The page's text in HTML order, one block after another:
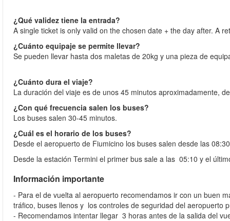
¿Qué validez tiene la entrada?
A single ticket is only valid on the chosen date + the day after. A
¿Cuánto equipaje se permite llevar?
Se pueden llevar hasta dos maletas de 20kg y una pieza de
¿Cuánto dura el viaje?
La duración del viaje es de unos 45 minutos aproximadamente,
¿Con qué frecuencia salen los buses?
Los buses salen 30-45 minutos.
¿Cuál es el horario de los buses?
Desde el aeropuerto de Fiumicino los buses salen desde las
Desde la estación Termini el primer bus sale a las 05:10 y el
Información importante
- Para el de vuelta al aeropuerto recomendamos ir con un buen
tráfico, buses llenos y los controles de seguridad del
- Recomendamos intentar llegar 3 horas antes de la salida del